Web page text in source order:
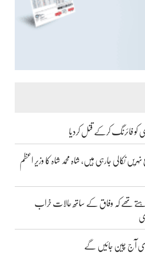
فائرنگ کرکے قتل کردیا
نکالی جارہی ہیں، شاہ محمد شاہ کا وزیر اعظم
چاہتے تھے کہ وفاق کے ساتھ حالات خراب
آج چین جائیں گے